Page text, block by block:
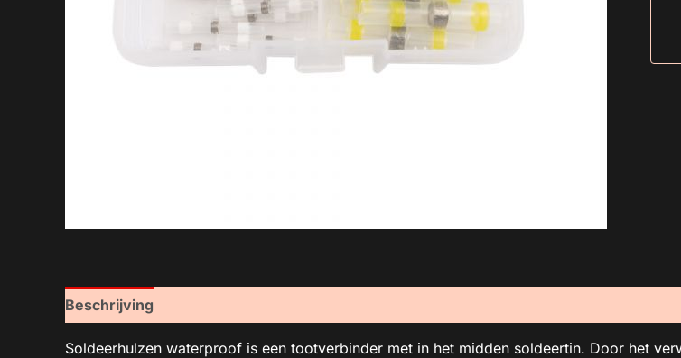
Beschrijving
Soldeerhulzen waterproof is een tootverbinder met in het midden soldeertin. Door het